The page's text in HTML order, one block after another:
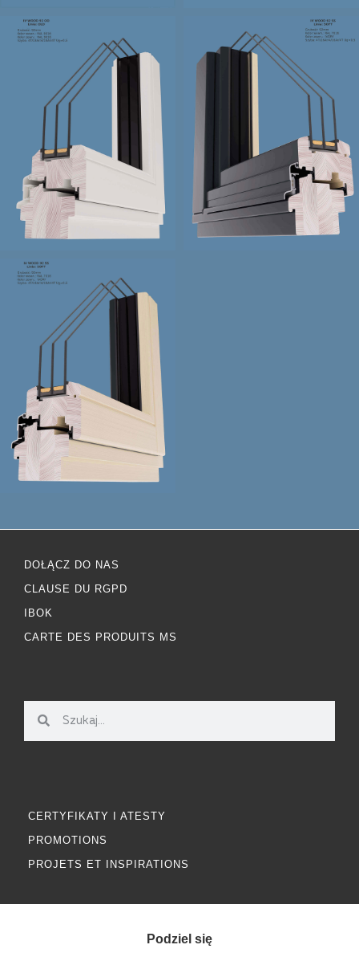
DOŁĄCZ DO NAS
CLAUSE DU RGPD
IBOK
CARTE DES PRODUITS MS
CERTYFIKATY I ATESTY
PROMOTIONS
PROJETS ET INSPIRATIONS
Podziel się